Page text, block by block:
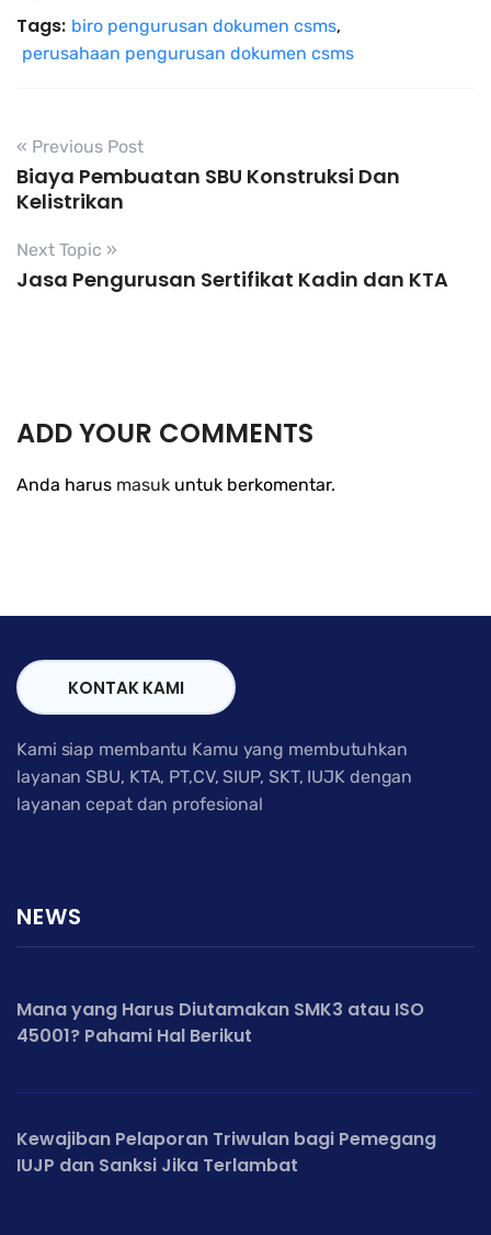
Tags: biro pengurusan dokumen csms,
perusahaan pengurusan dokumen csms
« Previous Post
Biaya Pembuatan SBU Konstruksi Dan
Kelistrikan
Next Topic »
Jasa Pengurusan Sertifikat Kadin dan KTA
ADD YOUR COMMENTS
Anda harus masuk untuk berkomentar.
KONTAK KAMI
Kami siap membantu Kamu yang membutuhkan
layanan SBU, KTA, PT,CV, SIUP, SKT, IUJK dengan
layanan cepat dan profesional
NEWS
Mana yang Harus Diutamakan SMK3 atau ISO
45001? Pahami Hal Berikut
Kewajiban Pelaporan Triwulan bagi Pemegang
IUJP dan Sanksi Jika Terlambat